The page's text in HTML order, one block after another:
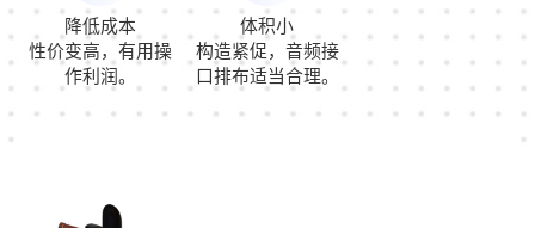
降低成本
性价变高，有用操
作利润。
体积小
构造紧促，音频接
口排布适当合理。